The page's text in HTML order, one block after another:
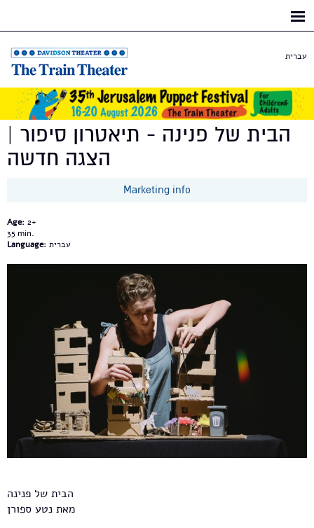
עברית
הבית של פנינה - תיאטרון סיפור |
הצגה חדשה
Marketing info
Age: 2+
35
Language: עברית
הבית של פנינה
מאת נטע ספורן